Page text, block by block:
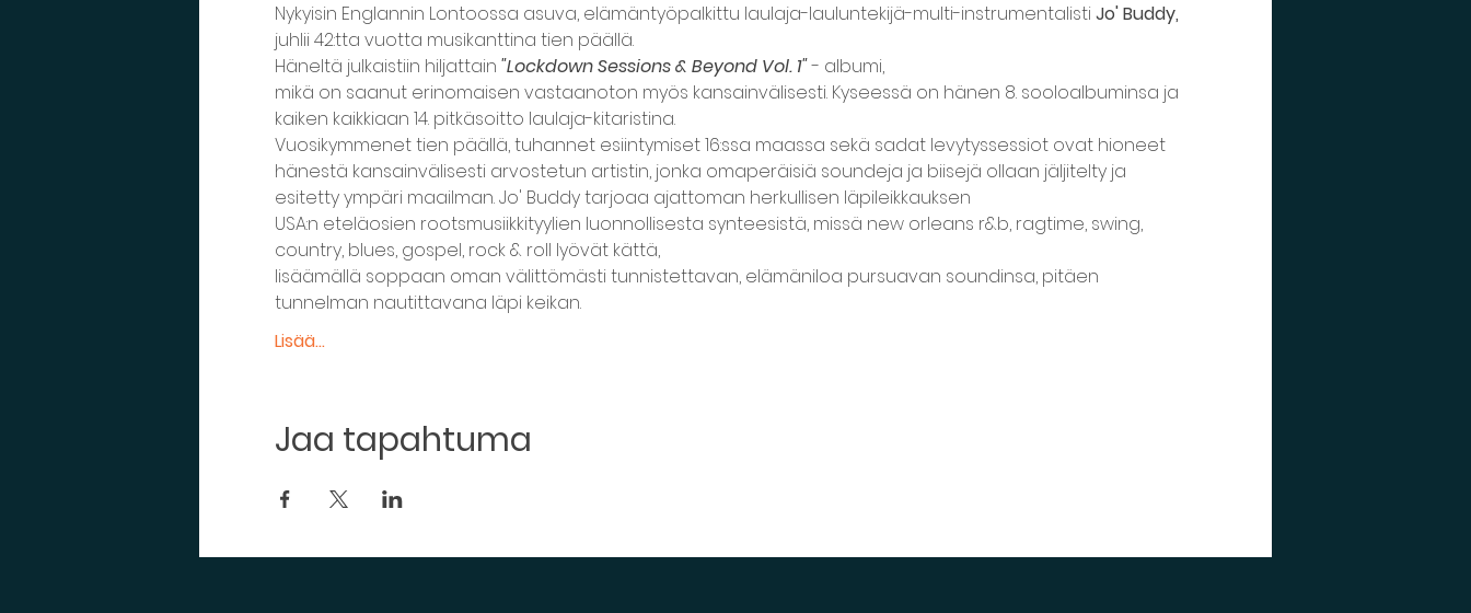
Nykyisin Englannin Lontoossa asuva, elämäntyöpalkittu laulaja-lauluntekijä-multi-instrumentalisti Jo' Buddy,
juhlii 42:tta vuotta musikanttina tien päällä.
Häneltä julkaistiin hiljattain "Lockdown Sessions & Beyond Vol. 1" - albumi,
mikä on saanut erinomaisen vastaanoton myös kansainvälisesti. Kyseessä on hänen 8. sooloalbuminsa ja
kaiken kaikkiaan 14. pitkäsoitto laulaja-kitaristina.
Vuosikymmenet tien päällä, tuhannet esiintymiset 16:ssa maassa sekä sadat levytyssessiot ovat hioneet
hänestä kansainvälisesti arvostetun artistin, jonka omaperäisiä soundeja ja biisejä ollaan jäljitelty ja
esitetty ympäri maailman. Jo' Buddy tarjoaa ajattoman herkullisen läpileikkauksen
USA:n eteläosien rootsmusiikkityylien luonnollisesta synteesistä, missä new orleans r&b, ragtime, swing,
country, blues, gospel, rock & roll lyövät kättä,
lisäämällä soppaan oman välittömästi tunnistettavan, elämäniloa pursuavan soundinsa, pitäen
tunnelman nautittavana läpi keikan.
Lisää...
Jaa tapahtuma